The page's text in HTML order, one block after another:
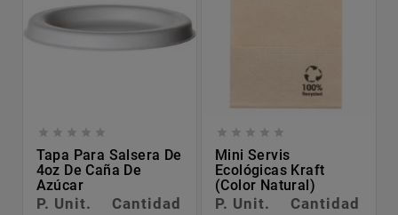
    
Tapa Para Salsera De
4oz De Caña De
Azúcar
P. Unit.
Cantidad
    
Mini Servis
Ecológicas Kraft
(color Natural)
P. Unit.
Cantidad